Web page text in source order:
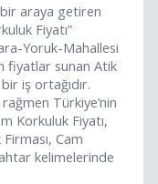
bir araya getiren
Fiyatı”
Yoruk-Mahallesi
fiyatlar sunan Atik
iş ortağıdır.
Türkiye’nin
Korkuluk Fiyatı,
Cam
kelimelerinde